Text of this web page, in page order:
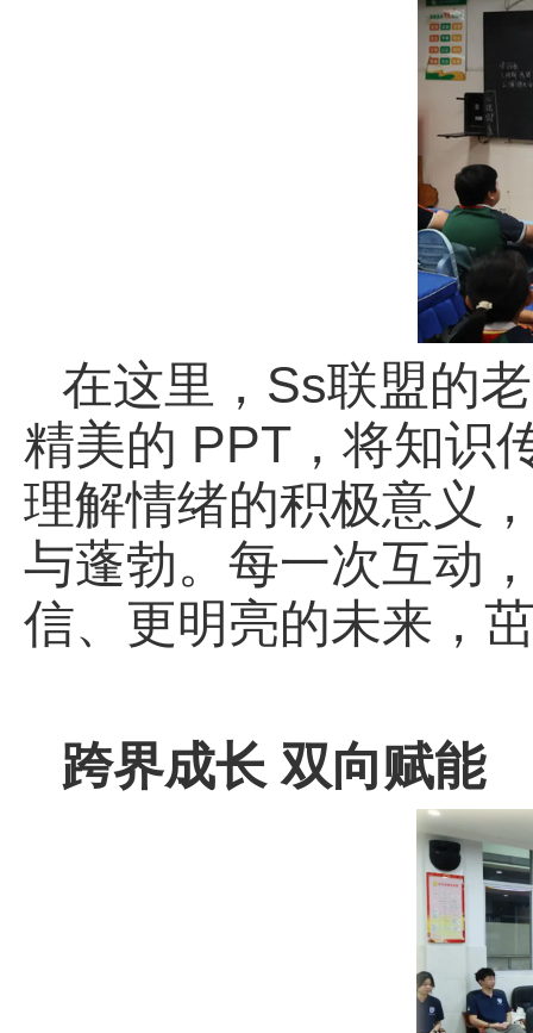
在这里，Ss联盟的
精美的 PPT，将知识
理解情绪的积极意义
与蓬勃。每一次互动
信、更明亮的未来，
跨界成长 双向赋能